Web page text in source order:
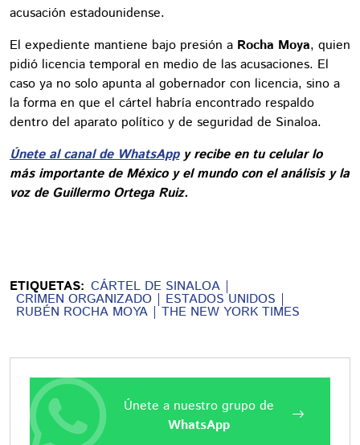
acusación estadounidense.
El expediente mantiene bajo presión a Rocha Moya, quien
pidió licencia temporal en medio de las acusaciones. El
caso ya no solo apunta al gobernador con licencia, sino a
la forma en que el cártel habría encontrado respaldo
dentro del aparato político y de seguridad de Sinaloa.
Únete al canal de WhatsAppy recibe en tu celular lo
más importante de México y el mundo con el análisis y la
voz de Guillermo Ortega Ruiz.
ETIQUETAS: CÁRTEL DE SINALOA
CRIMEN ORGANIZADO ESTADOS UNIDOS
RUBÉN ROCHA MOYA THE NEW YORK TIMES
Únete a nuestro grupo de
WhatsApp